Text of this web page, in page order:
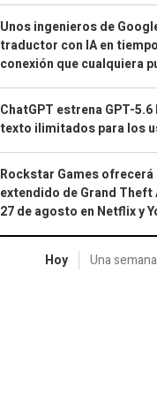
Unos ingenieros de
traductor con IA en
conexión que cualquiera
ChatGPT estrena GPT-
texto ilimitados para los
Rockstar Games ofrecerá
extendido de Grand Theft
27 de agosto en Netflix y
Hoy Una semana